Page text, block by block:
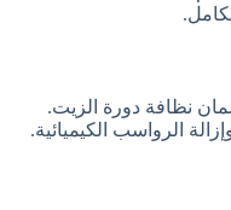
نظافة دورة الزيت.
الرواسب الكيميائية.